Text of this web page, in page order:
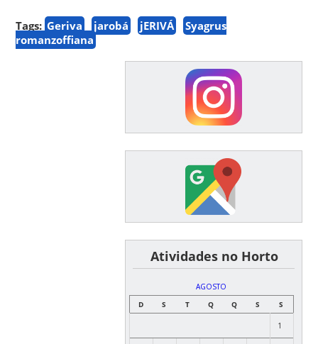
Tags: Geriva jarobá jERIVÁ
Syagrus
romanzoffiana
͏ ͏ ͏ ͏ ͏ ͏Atividades no Horto
AGOSTO
D
S T Q Q S S
1